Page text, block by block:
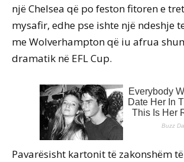
një Chelsea që po feston fitoren e
mysafir, edhe pse ishte një ndeshje
me Wolverhampton që iu afrua
dramatik në EFL Cup.
Pavarësisht kartonit të zakonshëm